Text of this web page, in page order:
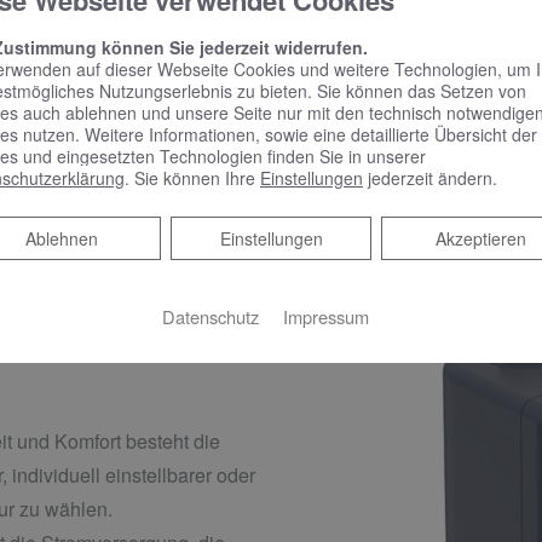
ist der integrierte Sensor in seiner mittlerweile vierten
und Auslösegenauigkeit auch bei schwierigsten
Sensor-Design umfasst neben der Detektion
SERVICES und weiterem Zubehör. Zudem überwacht
das Wasser automatisch ab, sobald eine voreingestellte
sorgt für zusätzliche Sicherheit, beispielsweise in
und schaltet hochpräzise bei niedrigem
flexibel
und Komfort besteht die
individuell einstellbarer oder
zu wählen.
können Sie jederzeit widerrufen.
auf dieser Webseite Cookies und weitere Technologien, um
Nutzungserlebnis zu bieten. Sie können das Setzen von
auch ablehnen und unsere Seite nur mit den technisch notwendigen
nutzen. Weitere Informationen, sowie eine detaillierte Übersicht der
und eingesetzten Technologien finden Sie in unserer
. Sie können Ihre Einstellungen jederzeit ändern.
Akzeptieren
Einstellungen
Ablehnen
Ablehnen
Datenschutz Impressum